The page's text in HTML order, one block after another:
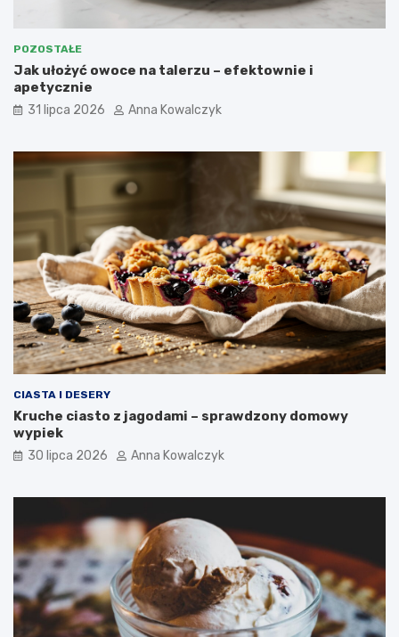
POZOSTAŁE
Jak ułożyć owoce na talerzu – efektownie i
apetycznie
31 lipca 2026 Anna Kowalczyk
CIASTA I DESERY
Kruche ciasto z jagodami – sprawdzony domowy
wypiek
30 lipca 2026 Anna Kowalczyk